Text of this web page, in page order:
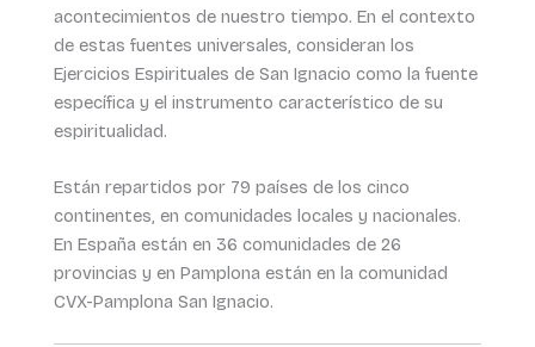
acontecimientos de nuestro tiempo. En el contexto
de estas fuentes universales, consideran los
Ejercicios Espirituales de San Ignacio como la fuente
específica y el instrumento característico de su
espiritualidad.
Están repartidos por 79 países de los cinco
continentes, en comunidades locales y nacionales.
En España están en 36 comunidades de 26
provincias y en Pamplona están en la comunidad
CVX-Pamplona San Ignacio.